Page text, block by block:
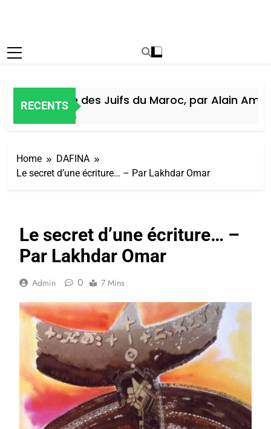
RECENTS
Histoire des Juifs du Maroc, par Alain Amiel
Home
DAFINA
Le secret d’une écriture… – Par Lakhdar Omar
Le secret d’une écriture… –
Par Lakhdar Omar
Admin 0 7 Mins